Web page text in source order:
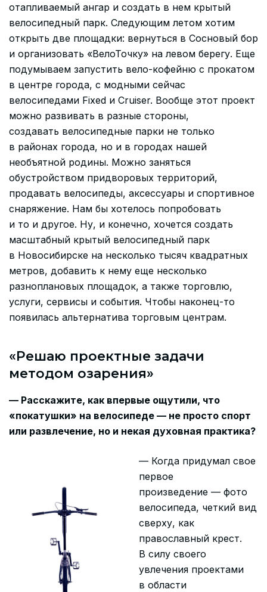
отапливаемый ангар и создать в нем крытый
велосипедный парк. Следующим летом хотим
открыть две площадки: вернуться в Сосновый бор
и организовать «ВелоТочку» на левом берегу. Еще
подумываем запустить вело-кофейню с прокатом
в центре города, с модными сейчас
велосипедами Fixed и Cruiser. Вообще этот проект
можно развивать в разные стороны,
создавать велосипедные парки не только
в районах города, но и в городах нашей
необъятной родины. Можно заняться
обустройством придворовых территорий,
продавать велосипеды, аксессуары и спортивное
снаряжение. Нам бы хотелось попробовать
и то и другое. Ну, и конечно, хочется создать
масштабный крытый велосипедный парк
в Новосибирске на несколько тысяч квадратных
метров, добавить к нему еще несколько
разноплановых площадок, а также торговлю,
услуги, сервисы и события. Чтобы наконец-то
появилась альтернатива торговым центрам.
«Решаю проектные задачи
методом озарения»
— Расскажите, как впервые ощутили, что
«покатушки» на велосипеде — не просто спорт
или развлечение, но и некая духовная практика?
— Когда придумал свое
первое
произведение — фото
велосипеда, четкий вид
сверху, как
православный крест.
В силу своего
увлечения проектами
в области